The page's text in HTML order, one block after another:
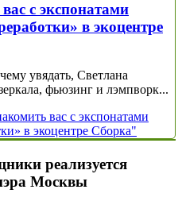
с экспонатами
в экоцентре
увядать, Светлана
фьюзинг и лэмпворк...
вас с экспонатами
в экоцентре Сборка"
реализуется
Москвы